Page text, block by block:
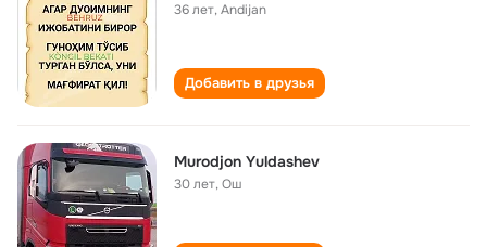
36 лет,Andijan
Добавить в друзья
Murodjon Yuldashev
30 лет,Ош